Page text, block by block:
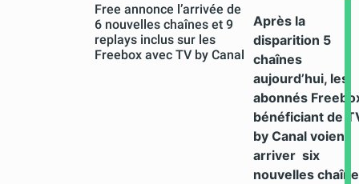
Free annonce l’arrivée de
6 nouvelles chaînes et 9
replays inclus sur les
Freebox avec TV by Canal
Après la
disparition 5
chaînes
aujourd’hui, les
abonnés
bénéficiant de
by Canal voient
arriver six
nouvelles